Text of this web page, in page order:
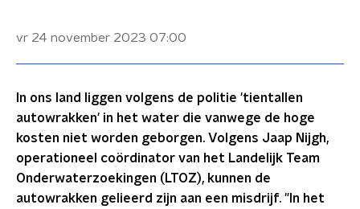
vr 24 november 2023 07:00
In ons land liggen volgens de politie 'tientallen
autowrakken' in het water die vanwege de hoge
kosten niet worden geborgen. Volgens Jaap Nijgh,
operationeel coördinator van het Landelijk Team
Onderwaterzoekingen (LTOZ), kunnen de
autowrakken gelieerd zijn aan een misdrijf. "In het